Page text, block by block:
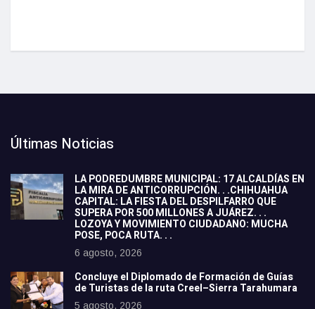
Últimas Noticias
LA PODREDUMBRE MUNICIPAL: 17 ALCALDÍAS EN
LA MIRA DE ANTICORRUPCIÓN. . .CHIHUAHUA
CAPITAL: LA FIESTA DEL DESPILFARRO QUE
SUPERA POR 500 MILLONES A JUÁREZ. . .
LOZOYA Y MOVIMIENTO CIUDADANO: MUCHA
POSE, POCA RUTA. . .
6 agosto, 2026
Concluye el Diplomado de Formación de Guías
de Turistas de la ruta Creel–Sierra Tarahumara
5 agosto, 2026